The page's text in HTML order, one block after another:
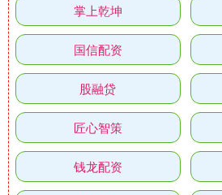
掌上乾坤
国信配资
股融贷
匠心智策
钱龙配资